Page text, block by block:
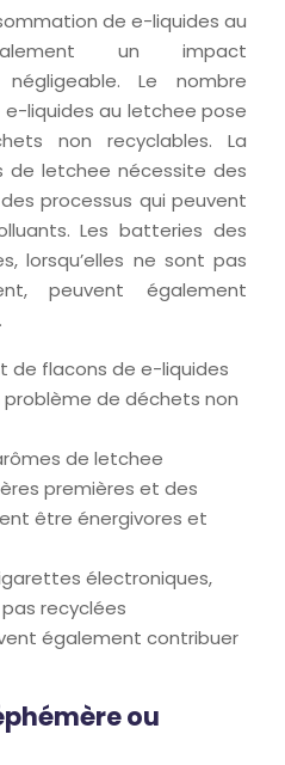
de e-liquides au
un impact
Le nombre
liquides au letchee pose
non recyclables. La
de letchee nécessite des
processus qui peuvent
Les batteries des
lorsqu’elles ne sont pas
peuvent également
de flacons de e-liquides
de déchets non
de letchee
premières et des
être énergivores et
électroniques,
recyclées
également contribuer
ou